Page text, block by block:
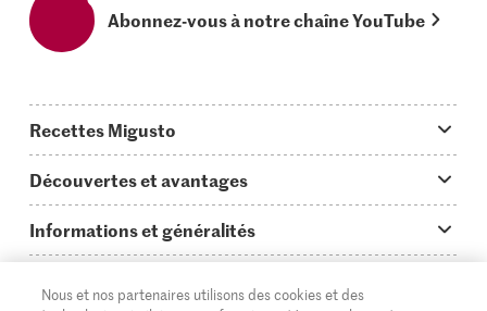
Abonnez-vous à notre chaîne YouTube
Recettes Migusto
Idées de menus
Plats principaux
Simple & vite prêt
Découvertes et avantages
On en parle...
Informations et généralités
Questions concernant Migusto
Nous et nos partenaires utilisons des cookies et des